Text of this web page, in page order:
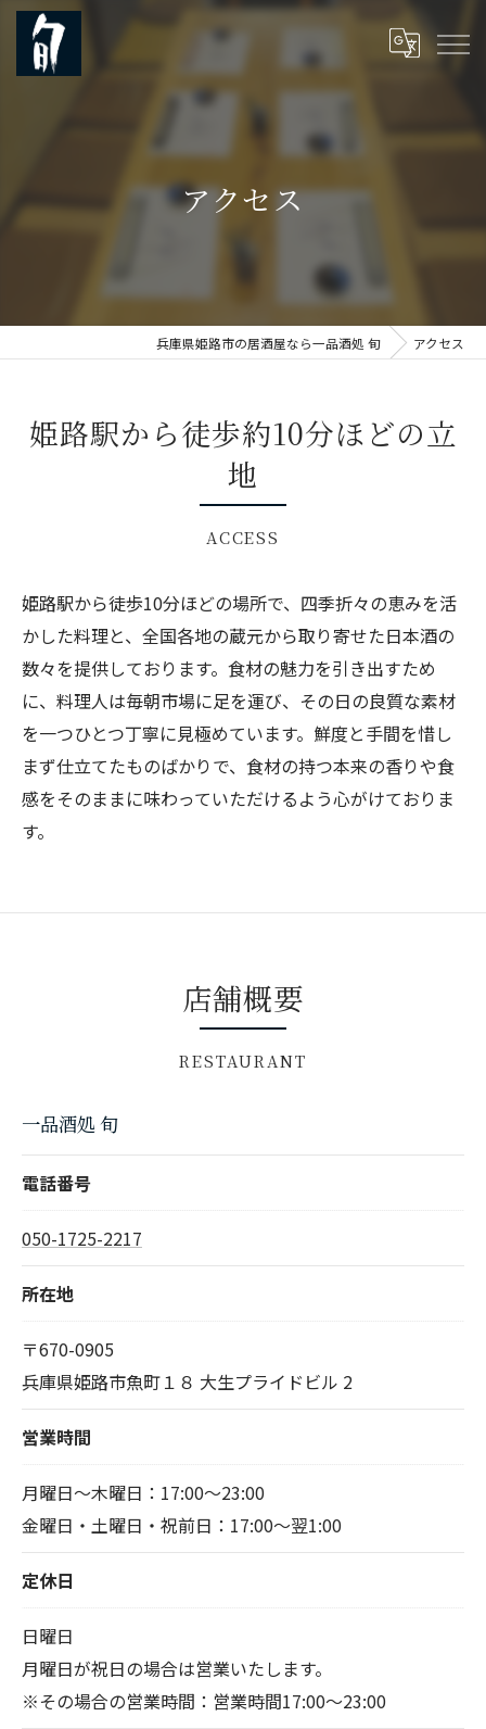
アクセス
兵庫県姫路市の居酒屋なら一品酒処 旬 アクセス
姫路駅から徒歩約10分ほどの立
地
ACCESS
姫路駅から徒歩10分ほどの場所で、四季折々の恵みを活
かした料理と、全国各地の蔵元から取り寄せた日本酒の
数々を提供しております。食材の魅力を引き出すため
に、料理人は毎朝市場に足を運び、その日の良質な素材
を一つひとつ丁寧に見極めています。鮮度と手間を惜し
まず仕立てたものばかりで、食材の持つ本来の香りや食
感をそのままに味わっていただけるよう心がけておりま
す。
店舗概要
RESTAURANT
一品酒処 旬
電話番号
050-1725-2217
所在地
〒670-0905
兵庫県姫路市魚町１８ 大生プライドビル 2
営業時間
月曜日～木曜日：17:00～23:00
金曜日・土曜日・祝前日：17:00～翌1:00
定休日
日曜日
月曜日が祝日の場合は営業いたします。
※その場合の営業時間：営業時間17:00～23:00